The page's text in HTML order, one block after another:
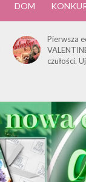
DOM
Pierwsza
czułości.